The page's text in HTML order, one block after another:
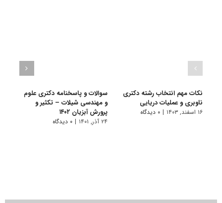
نکات مهم انتخاب رشته دکتری
ناوبری و عملیات دریایی
۱۶ اسفند, ۱۴۰۳ | ۰ دیدگاه
سوالات و پاسخنامه دکتری علوم
و مهندسی شیلات – تکثیر و
پرورش آبزیان ۱۴۰۲
۲۴ آذر, ۱۴۰۱ | ۰ دیدگاه